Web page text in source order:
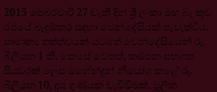
2015 පෙබරවාරි 27 වැනි දින ශ්‍රී ලංකා මහ බැංකුව
රජයේ බැඳුම්කර සඳහා වෙන්දේසියක් පැවැත්වීය.
සාමාන්‍ය තත්ත්වයන් යටතේ වෙන්දේසියෙන් රු.
බිලියන 1 කි. කෙසේ වෙතත්, කම්පන සහගත
පියවරක් ලෙස මහේන්ද්‍රන් නියෝග කළේ රු.
බිලියන 10, දස ගුණයක වැඩිවීමක්. මූලික